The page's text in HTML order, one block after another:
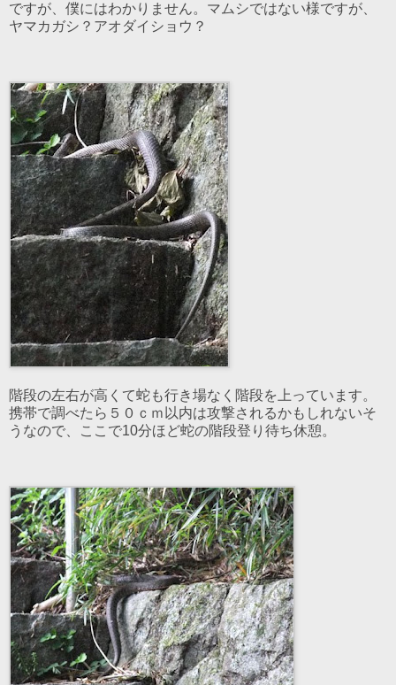
ですが、僕にはわかりません。マムシではない様ですが、
ヤマカガシ？アオダイショウ？
階段の左右が高くて蛇も行き場なく階段を上っています。
携帯で調べたら５０ｃｍ以内は攻撃されるかもしれないそ
うなので、ここで10分ほど蛇の階段登り待ち休憩。